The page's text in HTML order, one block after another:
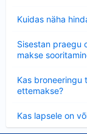
Kuidas näha
Sisestan praegu
makse
Kas broneeringu
ettemakse?
Kas lapsele on